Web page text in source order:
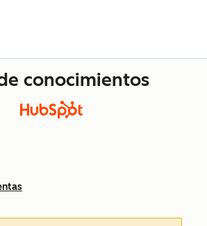
conocimientos